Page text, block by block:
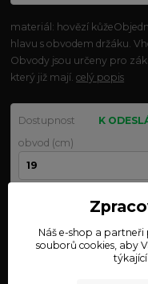
materiál: hovězí
hlavu s obvodem držáku.
Obvody jsou určeny pro
který již mají.celý popis
Dostupnost
K
obvod (cm)
Nejsme plátci DPH
250 Kč
Náš e-shop a
souborů cookies, aby
týkající